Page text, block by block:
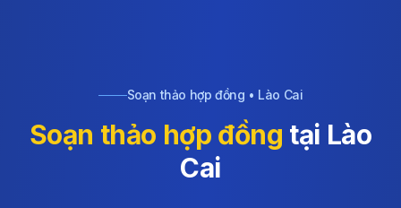
Soạn thảo hợp đồng • Lào Cai
Soạn thảo hợp đồng tại Lào
Cai